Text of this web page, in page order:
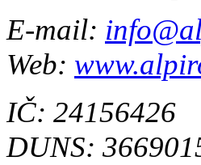
E-mail:
Web:
IČ: 24156426
DUNS: